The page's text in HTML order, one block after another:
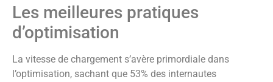
Les meilleures pratiques
d’optimisation
La vitesse de chargement s’avère primordiale dans
l’optimisation, sachant que 53% des internautes